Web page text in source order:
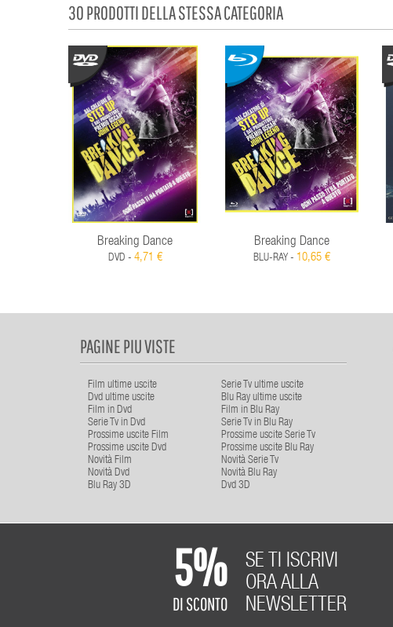
30 PRODOTTI DELLA STESSA CATEGORIA
Breaking Dance
DVD - 4,71 €
Breaking Dance
BLU-RAY - 10,65 €
PAGINE PIU VISTE
Film ultime uscite
Serie Tv ultime uscite
Dvd ultime uscite
Blu Ray ultime uscite
Film in Dvd
Film in Blu Ray
Serie Tv in Dvd
Serie Tv in Blu Ray
Prossime uscite Film
Prossime uscite Serie Tv
Prossime uscite Dvd
Prossime uscite Blu Ray
Novità Film
Novità Serie Tv
Novità Dvd
Novità Blu Ray
Blu Ray 3D
Dvd 3D
5%
DI SCONTO
SE TI ISCRIVI
ORA ALLA
NEWSLETTER